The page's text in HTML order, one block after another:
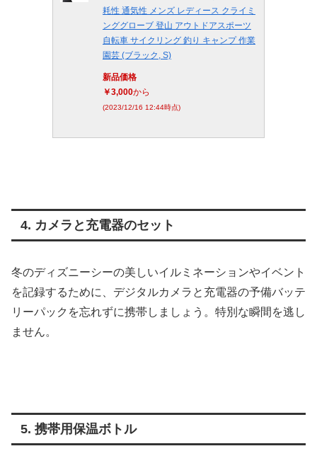
耗性 通気性 メンズ レディース クライミ
ンググローブ 登山 アウトドアスポーツ
自転車 サイクリング 釣り キャンプ 作業
園芸 (ブラック, S)
新品価格
￥3,000から
(2023/12/16 12:44時点)
4. カメラと充電器のセット
冬のディズニーシーの美しいイルミネーションやイベント
を記録するために、デジタルカメラと充電器の予備バッテ
リーパックを忘れずに携帯しましょう。特別な瞬間を逃し
ません。
5. 携帯用保温ボトル